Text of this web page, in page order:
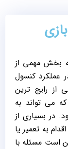
بخش مهمی از
عملکرد کنسول
از رایج‌ ترین
می‌ تواند به
در بسیاری از
به تعمیر یا
است مسئله با